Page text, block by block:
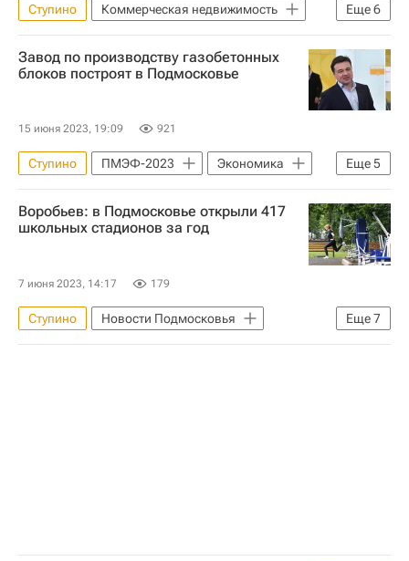
Еще6
Ступино
Коммерческая недвижимость
Москва
Московская область (Подмосковье)
Торговая недвижимость
Завод по производству газобетонных
блоков построят в Подмосковье
15 июня 2023, 19:09 921
Еще5
Ступино ПМЭФ-2023
Экономика
Московская область (Подмосковье)
Андрей Воробьев
ПМЭФ 2023
Воробьев: в Подмосковье открыли 417
школьных стадионов за год
7 июня 2023, 14:17 179
Еще7
Ступино
Новости Подмосковья
Московская область (Подмосковье)